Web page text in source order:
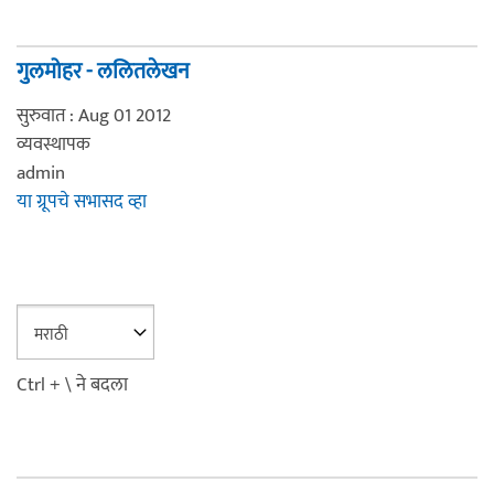
गुलमोहर - ललितलेखन
सुरुवात : Aug 01 2012
व्यवस्थापक
admin
या ग्रूपचे सभासद व्हा
Ctrl + \ ने बदला